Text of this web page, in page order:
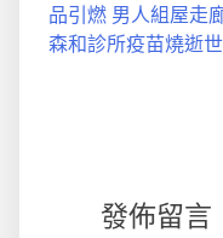
品引燃 男人組屋走
森和診所疫苗燒逝世
發佈留言